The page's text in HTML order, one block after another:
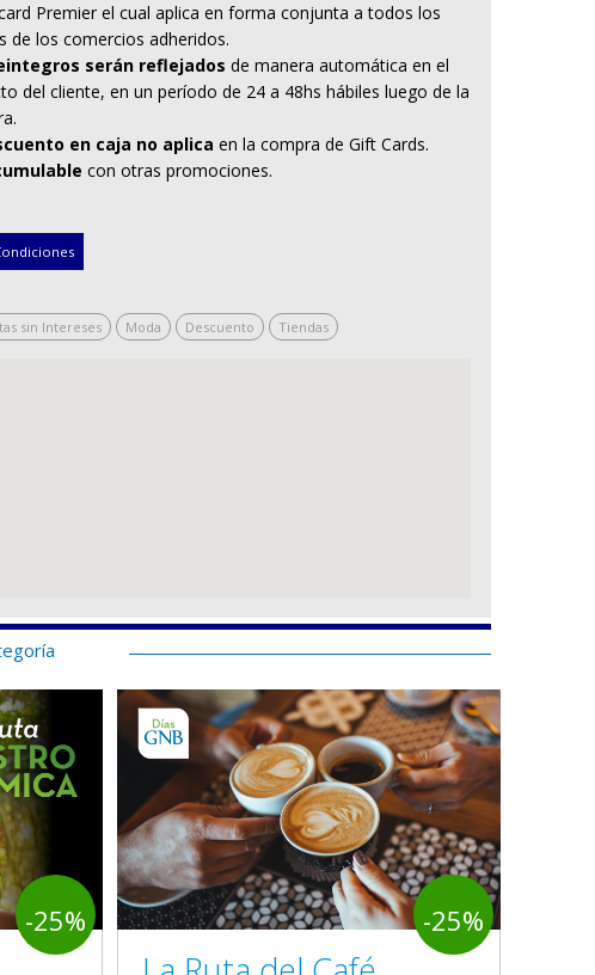
Premier el cual aplica en forma conjunta a todos los
de los comercios adheridos.
serán reflejados de manera automática en el
del cliente, en un período de 24 a 48hs hábiles luego de la
en caja no aplica en la compra de Gift Cards.
con otras promociones.
sin Intereses Moda Descuento Tiendas
-25% -25%